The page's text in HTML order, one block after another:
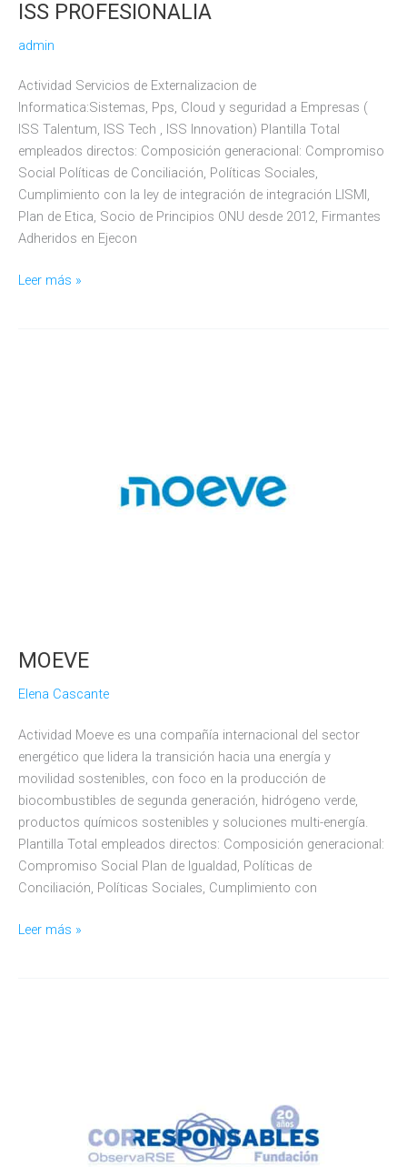
ISS PROFESIONALIA
admin
Actividad Servicios de Externalizacion de
Informatica:Sistemas, Pps, Cloud y seguridad a Empresas (
ISS Talentum, ISS Tech , ISS Innovation) Plantilla Total
empleados directos: Composición generacional: Compromiso
Social Políticas de Conciliación, Políticas Sociales,
Cumplimiento con la ley de integración de integración LISMI,
Plan de Etica, Socio de Principios ONU desde 2012, Firmantes
Adheridos en Ejecon
ISS
Leer más »
MOEVE
Elena Cascante
Actividad Moeve es una compañía internacional del sector
energético que lidera la transición hacia una energía y
movilidad sostenibles, con foco en la producción de
biocombustibles de segunda generación, hidrógeno verde,
productos químicos sostenibles y soluciones multi-energía.
Plantilla Total empleados directos: Composición generacional:
Compromiso Social Plan de Igualdad, Políticas de
Conciliación, Políticas Sociales, Cumplimiento con
MOEVE
Leer más »